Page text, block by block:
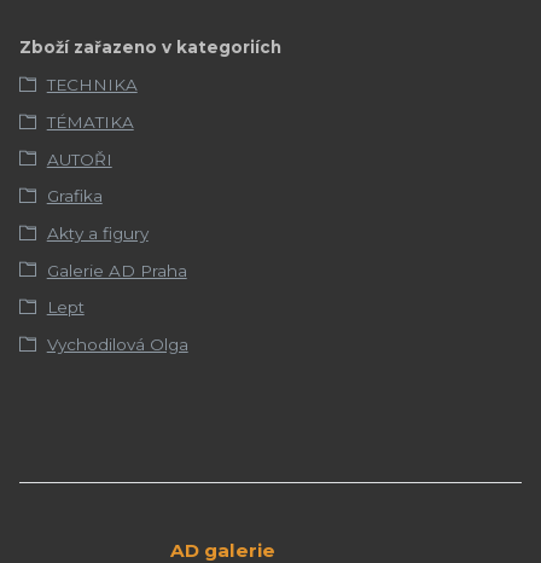
Zboží zařazeno v kategoriích
TECHNIKA
TÉMATIKA
AUTOŘI
Grafika
Akty a figury
Galerie AD Praha
Lept
Vychodilová Olga
AD galerie